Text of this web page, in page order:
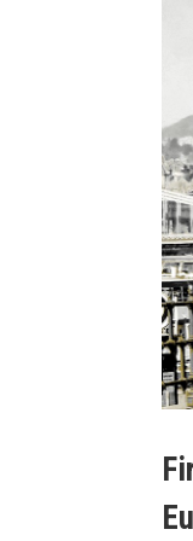
für